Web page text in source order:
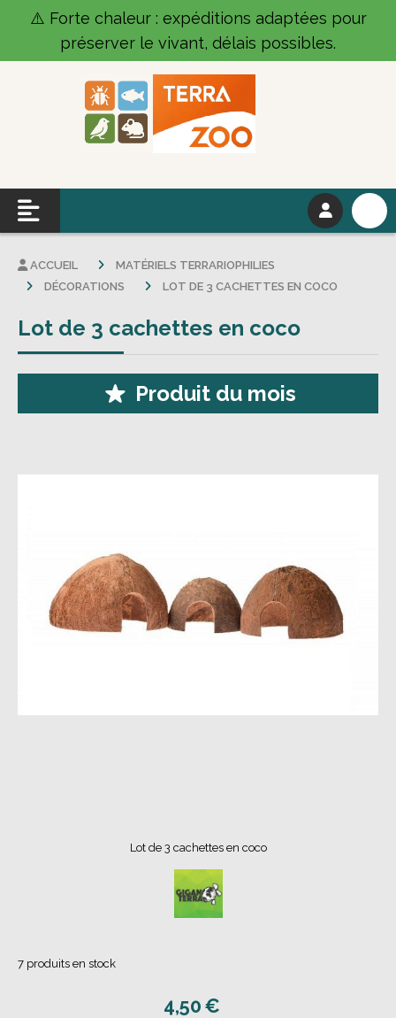
⚠️ Forte chaleur : expéditions adaptées pour
préserver le vivant, délais possibles.
ACCUEIL
MATÉRIELS TERRARIOPHILIES
DÉCORATIONS
LOT DE 3 CACHETTES EN COCO
Lot de 3 cachettes en coco
Produit du mois
Lot de 3 cachettes en coco
4,50€
7 produits en stock